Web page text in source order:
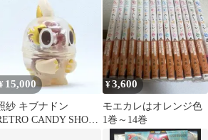
15,000
紗 キブナドン
CANDY SHOP
¥3,600
モエカレはオレンジ色
1巻～14巻